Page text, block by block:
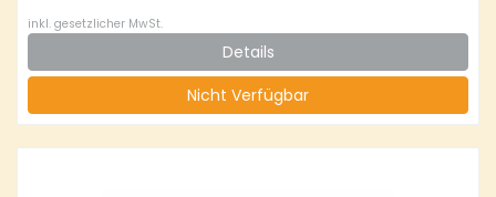
inkl. gesetzlicher MwSt.
Details
Nicht Verfügbar